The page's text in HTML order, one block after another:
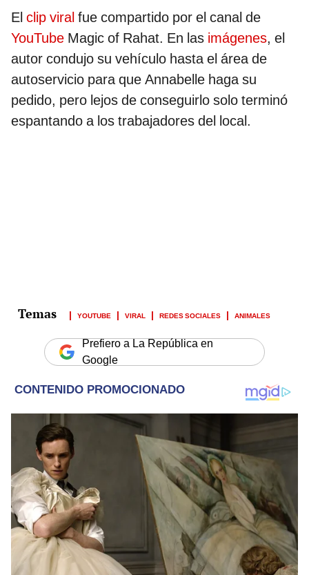
El clip viral fue compartido por el canal de
YouTube Magic of Rahat. En las imágenes, el
autor condujo su vehículo hasta el área de
autoservicio para que Annabelle haga su
pedido, pero lejos de conseguirlo solo terminó
espantando a los trabajadores del local.
YOUTUBE VIRAL REDES SOCIALES ANIMALES
Prefiero a La República en
Google